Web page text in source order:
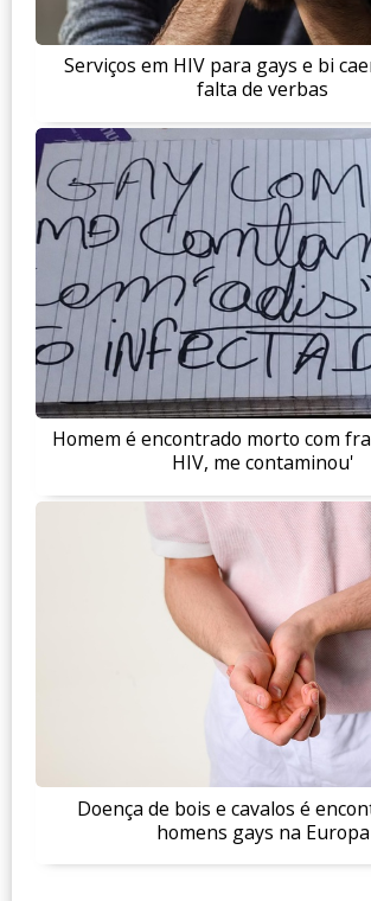
Serviços em HIV para gays e bi
falta de verbas
Homem é encontrado morto com
HIV, me contaminou'
Doença de bois e cavalos é
homens gays na Europa